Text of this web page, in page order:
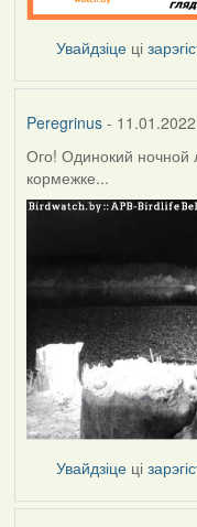
Увайдзіце ці
Peregrinus-
Ого! Одинокий ночной
кормежке...
Увайдзіце ці